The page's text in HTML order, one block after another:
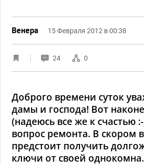
Венера 15 Февраля 2012 в 00:38
24 0
Доброго времени суток
дамы и господа! Вот
(надеюсь все же к счастью
вопрос ремонта. В скором
предстоит получить
ключи от своей